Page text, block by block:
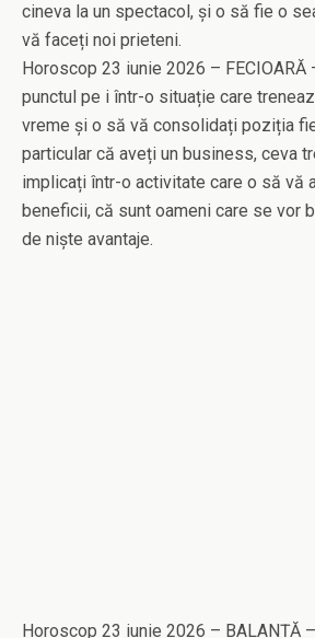
cineva la un spectacol, și o să fie o
vă faceți noi prieteni.
Horoscop 23 iunie 2026 – FECIOARĂ
punctul pe i într-o situație care
vreme și o să vă consolidați poziția
particular că aveți un business, ceva
implicați într-o activitate care o să vă
beneficii, că sunt oameni care se vor
de niște avantaje.
Horoscop 23 iunie 2026 – BALANȚĂ